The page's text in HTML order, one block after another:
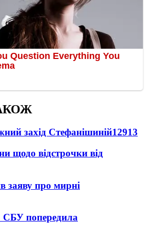
захід Стефанішиній12913
щодо відстрочки від
заяву про мирні
СБУ попередила